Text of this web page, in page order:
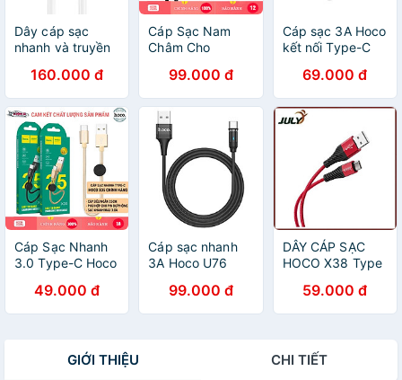
Dây cáp sạc
nhanh và truyền
nguyên chất
chống rối U91
typec - Hàng
chính hãng
160.000 đ
Cáp Sạc Nam
Châm Cho
Xiaomi, Oppo...
Hoco U76 - Dây
Sạc Type-C Từ
Tính Báo Đèn,
Cáp Dù Siêu Bền
- Hàng Chính
Hãng
99.000 đ
Cáp sạc 3A Hoco
kết nối Type-C
data dây tròn
chắc chắn cho
Smartphone dài
1.5M - Hàng
chính hãng
69.000 đ
Cáp Sạc Nhanh
3.0 Type-C Hoco
Phù Hợp Pin Dự
Phòng, Tương
49.000 đ
Cáp sạc nhanh
3A Hoco U76
nam châm tích
hợp đèn Led dài
99.000 đ
DÂY CÁP SẠC
HOCO X38 Type
ĐIỆN THOẠI - JL
- HÀNG CHÍNH
59.000 đ
GIỚI THIỆU CHI TIẾT